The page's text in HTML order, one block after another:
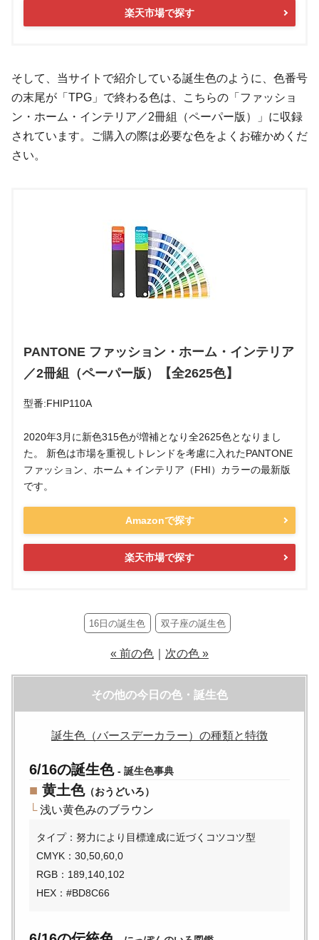
楽天市場で探す
そして、当サイトで紹介している誕生色のように、色番号
の末尾が「TPG」で終わる色は、こちらの「ファッショ
ン・ホーム・インテリア／2冊組（ペーパー版）」に収録
されています。ご購入の際は必要な色をよくお確かめくだ
さい。
PANTONE ファッション・ホーム・インテリア
／2冊組（ペーパー版）【全2625色】
型番:FHIP110A
2020年3月に新色315色が増補となり全2625色となりまし
た。 新色は市場を重視しトレンドを考慮に入れたPANTONE
ファッション、ホーム + インテリア（FHI）カラーの最新版
です。
Amazonで探す
楽天市場で探す
16日の誕生色 双子座の誕生色
« 前の色 次の色 »
その他の今日の色・誕生色
誕生色（バースデーカラー）の種類と特徴
6/16の誕生色 - 誕生色事典
■ 黄土色（おうどいろ）
└浅い黄色みのブラウン
タイプ：努力により目標達成に近づくコツコツ型
CMYK：30,50,60,0
RGB：189,140,102
HEX：#BD8C66